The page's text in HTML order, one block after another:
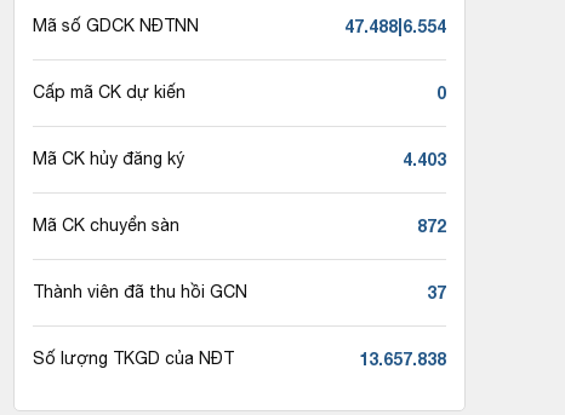
Mã số GDCK NĐTNN 47.488|6.554
Cấp mã CK dự kiến 0
Mã CK hủy đăng ký 4.403
Mã CK chuyển sàn 872
Thành viên đã thu hồi GCN 37
Số lượng TKGD của NĐT 13.657.838